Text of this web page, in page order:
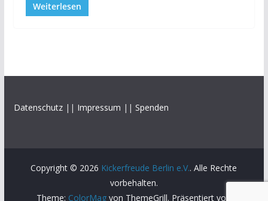
Weiterlesen
Datenschutz|| Impressum || Spenden
Copyright © 2026 Kickerfreude Berlin e.V.. Alle Rechte
vorbehalten.
Theme: ColorMag von ThemeGrill. Präsentiert von